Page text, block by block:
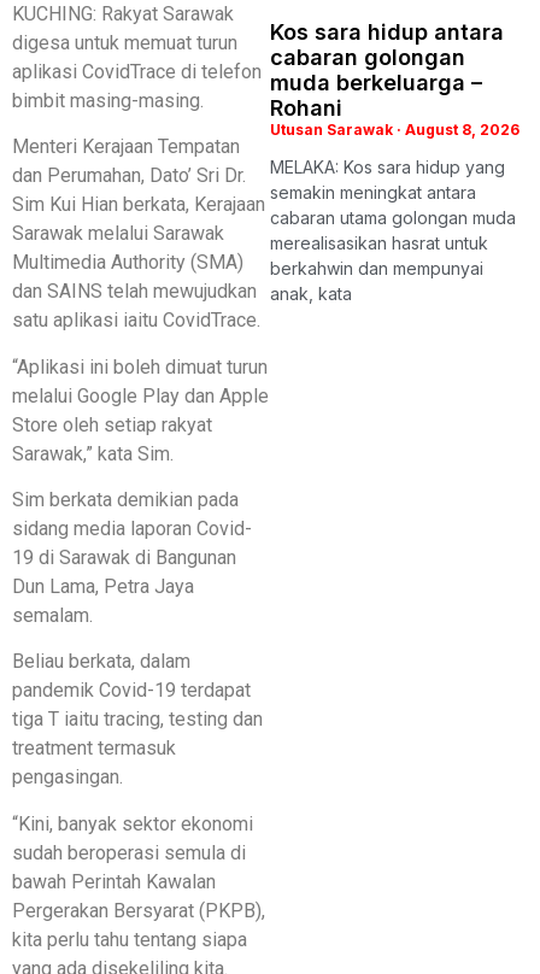
KUCHING: Rakyat Sarawak
digesa untuk memuat turun
aplikasi CovidTrace di telefon
bimbit masing-masing.
Menteri Kerajaan Tempatan
dan Perumahan, Dato’ Sri Dr.
Sim Kui Hian berkata, Kerajaan
Sarawak melalui Sarawak
Multimedia Authority (SMA)
dan SAINS telah mewujudkan
satu aplikasi iaitu CovidTrace.
“Aplikasi ini boleh dimuat turun
melalui Google Play dan Apple
Store oleh setiap rakyat
Sarawak,” kata Sim.
Sim berkata demikian pada
sidang media laporan Covid-
19 di Sarawak di Bangunan
Dun Lama, Petra Jaya
semalam.
Beliau berkata, dalam
pandemik Covid-19 terdapat
tiga T iaitu tracing, testing dan
treatment termasuk
pengasingan.
“Kini, banyak sektor ekonomi
sudah beroperasi semula di
bawah Perintah Kawalan
Pergerakan Bersyarat (PKPB),
kita perlu tahu tentang siapa
yang ada disekeliling kita.
Kos sara hidup antara
cabaran golongan
muda berkeluarga –
Rohani
Utusan Sarawak August 8, 2026
MELAKA: Kos sara hidup yang
semakin meningkat antara
cabaran utama golongan muda
merealisasikan hasrat untuk
berkahwin dan mempunyai
anak, kata